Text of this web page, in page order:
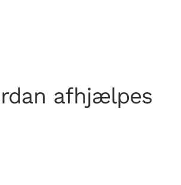
afhjælpes